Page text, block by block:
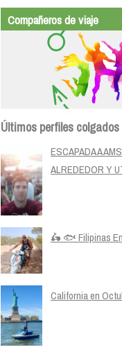
Compañeros de viaje
Últimos perfiles colgados
ESCAPADA A
ALREDEDOR Y
🛵 🐟 Filipinas
California en